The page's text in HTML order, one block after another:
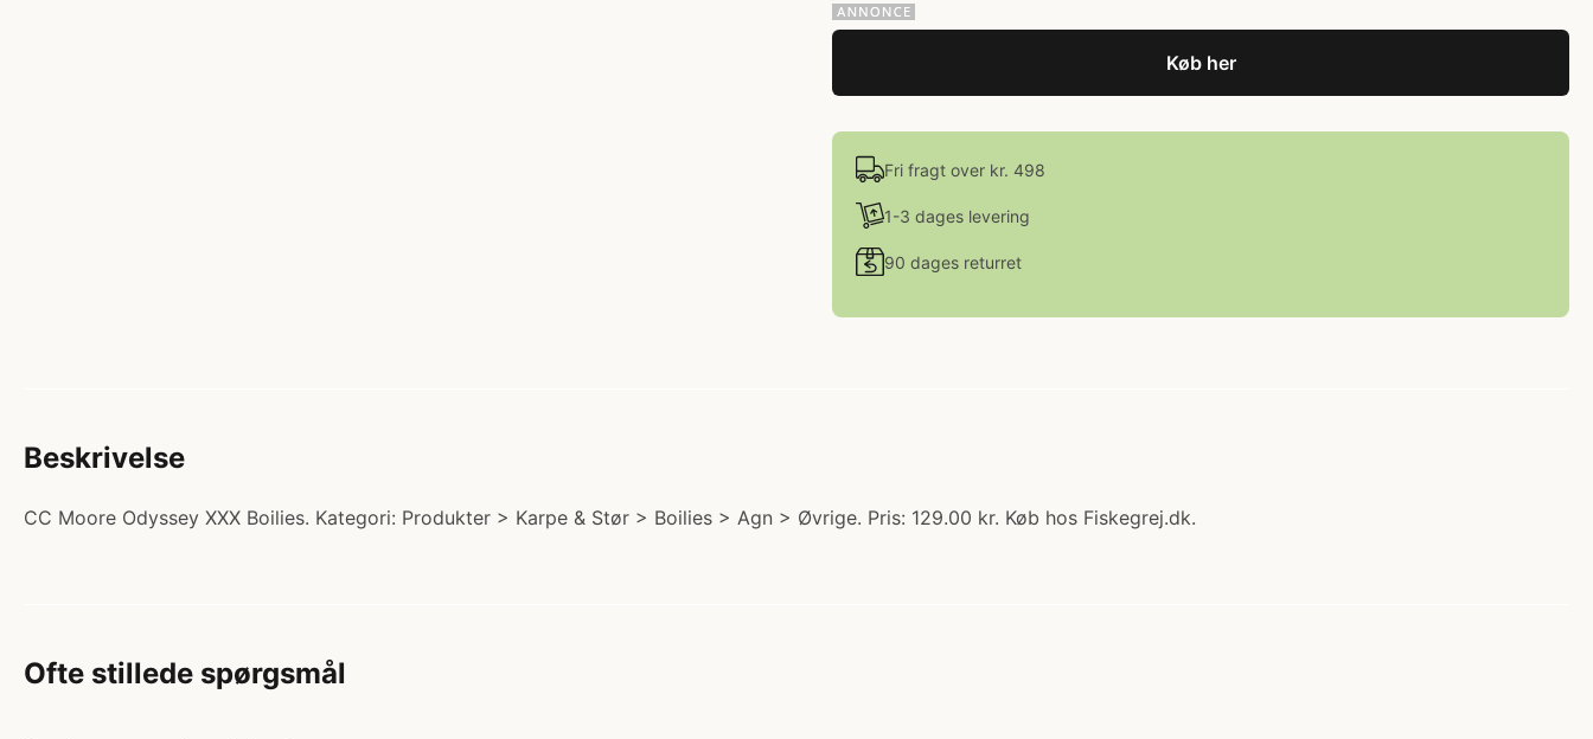
Køb her
Fri fragt over kr. 498
1-3 dages levering
90 dages returret
Beskrivelse
CC Moore Odyssey XXX Boilies. Kategori: Produkter > Karpe & Stør > Boilies > Agn > Øvrige. Pris: 129.00 kr. Køb hos Fiskegrej.dk.
Ofte stillede spørgsmål